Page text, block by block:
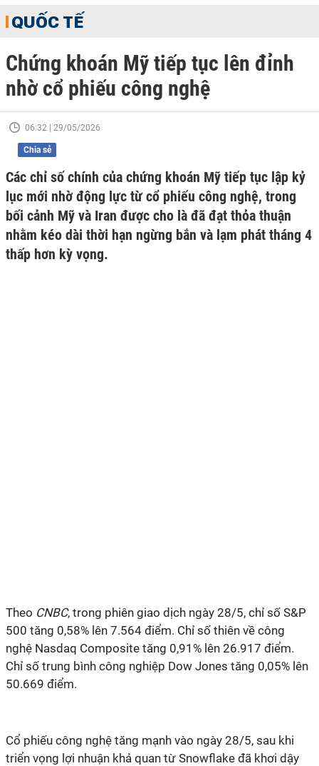
QUỐC TẾ
Chứng khoán Mỹ tiếp tục lên đỉnh
nhờ cổ phiếu công nghệ
06:32 | 29/05/2026
Chia sẻ
Các chỉ số chính của chứng khoán Mỹ tiếp tục lập kỷ
lục mới nhờ động lực từ cổ phiếu công nghệ, trong
bối cảnh Mỹ và Iran được cho là đã đạt thỏa thuận
nhằm kéo dài thời hạn ngừng bắn và lạm phát tháng 4
thấp hơn kỳ vọng.
Theo CNBC, trong phiên giao dịch ngày 28/5, chỉ số S&P
500 tăng 0,58% lên 7.564 điểm. Chỉ số thiên về công
nghệ Nasdaq Composite tăng 0,91% lên 26.917 điểm.
Chỉ số trung bình công nghiệp Dow Jones tăng 0,05% lên
50.669 điểm.
Cổ phiếu công nghệ tăng mạnh vào ngày 28/5, sau khi
triển vọng lợi nhuận khả quan từ Snowflake đã khơi dậy